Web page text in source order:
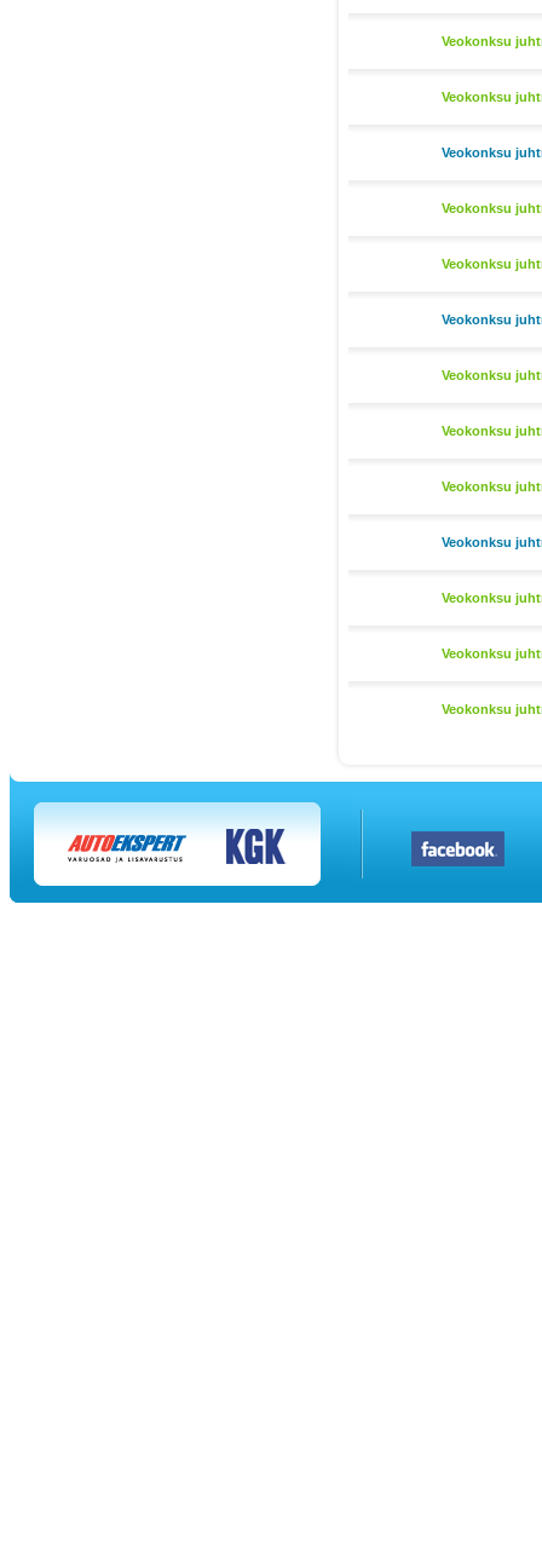
Veokonksu
Veokonksu
Veokonksu
Veokonksu
Veokonksu
Veokonksu
Veokonksu
Veokonksu
Veokonksu
Veokonksu
Veokonksu
Veokonksu
Veokonksu